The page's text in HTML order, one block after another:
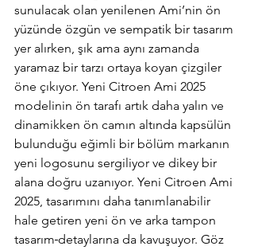
sunulacak olan yenilenen Ami’nin ön
yüzünde özgün ve sempatik bir tasarım
yer alırken, şık ama aynı zamanda
yaramaz bir tarzı ortaya koyan çizgiler
öne çıkıyor. Yeni Citroen Ami 2025
modelinin ön tarafı artık daha yalın ve
dinamikken ön camın altında kapsülün
bulunduğu eğimli bir bölüm markanın
yeni logosunu sergiliyor ve dikey bir
alana doğru uzanıyor. Yeni Citroen Ami
2025, tasarımını daha tanımlanabilir
hale getiren yeni ön ve arka tampon
tasarım detaylarına da kavuşuyor. Göz